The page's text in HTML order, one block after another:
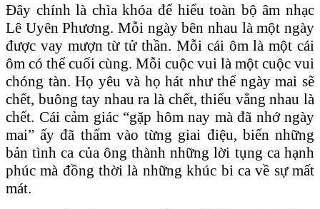
Đây chính là chìa khóa để hiểu toàn bộ âm nhạc
Lê Uyên Phương. Mỗi ngày bên nhau là một ngày
được vay mượn từ tử thần. Mỗi cái ôm là một cái
ôm có thể cuối cùng. Mỗi cuộc vui là một cuộc vui
chóng tàn. Họ yêu và họ hát như thể ngày mai sẽ
chết, buông tay nhau ra là chết, thiếu vắng nhau là
chết. Cái cảm giác “gặp hôm nay mà đã nhớ ngày
mai” ấy đã thấm vào từng giai điệu, biến những
bản tình ca của ông thành những lời tụng ca hạnh
phúc mà đồng thời là những khúc bi ca về sự mất
mát.